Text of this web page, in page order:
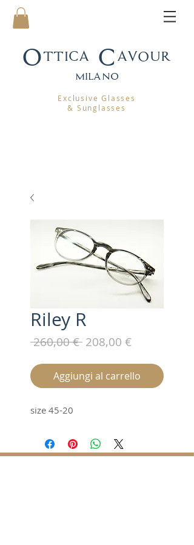
Ottica Cavour
milano
Exclusive Glasses
& Sunglasses
Riley R
260,00 € Prezzo
208,00 €Prezzo
Aggiungi al carrello
size 45-20